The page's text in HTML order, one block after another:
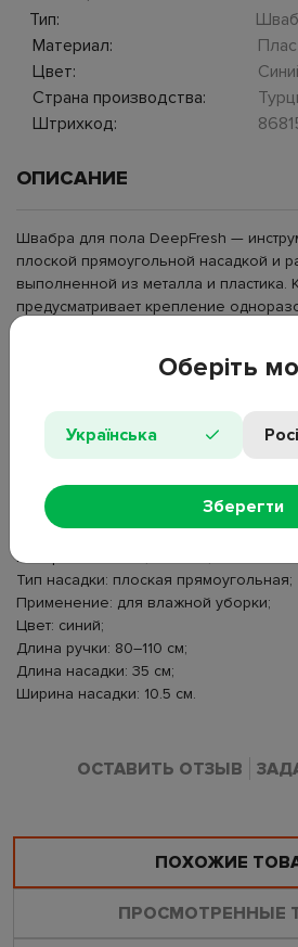
Тип:
Материал:
Цвет:
Страна производства:
Штрихкод:
ОПИСАНИЕ
Швабра для пола DeepFresh —
плоской прямоугольной насадкой и
выполненной из металла и пластика.
предусматривает крепление
удаления пыли, загрязнений и
Ручка состоит из нескольких секций и
длине. Швабра с креплением для
Тип: швабра;
Назначение: для мытья пола;
Материал: металл, пластик;
Тип насадки: плоская прямоугольная;
Применение: для влажной уборки;
Цвет: синий;
Длина ручки: 80–110 см;
Длина насадки: 35 см;
Ширина насадки: 10.5 см.
ОСТАВИТЬ ОТЗЫВ
ПОХОЖИЕ
ПРОСМОТРЕННЫЕ
Оберіть
Українська
Зберегти